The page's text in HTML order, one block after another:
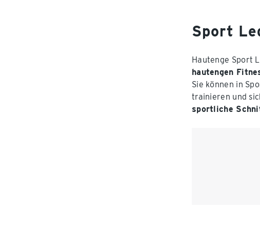
Sport
Hautenge Sport
hautengen
Sie können in
trainieren und
sportliche